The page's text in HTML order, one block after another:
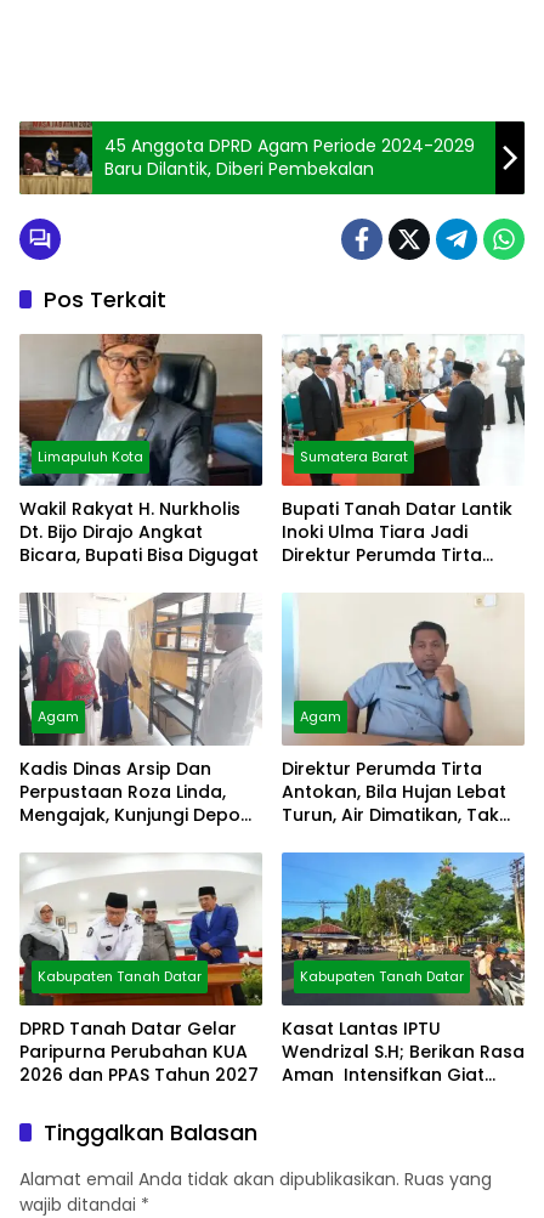
45 Anggota DPRD Agam Periode 2024-2029
Baru Dilantik, Diberi Pembekalan
Pos Terkait
Limapuluh Kota
Wakil Rakyat H. Nurkholis
Dt. Bijo Dirajo Angkat
Bicara, Bupati Bisa Digugat
Sumatera Barat
Bupati Tanah Datar Lantik
Inoki Ulma Tiara Jadi
Direktur Perumda Tirta
Agam
Kadis Dinas Arsip Dan
Perpustaan Roza Linda,
Mengajak, Kunjungi Depo
Agam
Direktur Perumda Tirta
Antokan, Bila Hujan Lebat
Turun, Air Dimatikan, Tak
Kabupaten Tanah Datar
DPRD Tanah Datar Gelar
Paripurna Perubahan KUA
2026 dan PPAS Tahun 2027
Kabupaten Tanah Datar
Kasat Lantas IPTU
Wendrizal S.H; Berikan Rasa
Aman Intensifkan Giat
Tinggalkan Balasan
Alamat email Anda tidak akan dipublikasikan. Ruas yang
wajib ditandai *